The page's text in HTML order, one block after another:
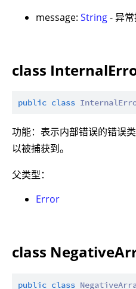
message: String- 异常
class
public class
功能：表示内部错误的错误
以被捕获到。
父类型：
Error
class
public class